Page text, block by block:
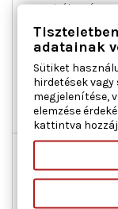
Ajtók száma :
cikk/kiegészítő
funkció :

Akciós!
adatainak
Sütiket
hirdetések
megjelenítése,
elemzése
kattintva